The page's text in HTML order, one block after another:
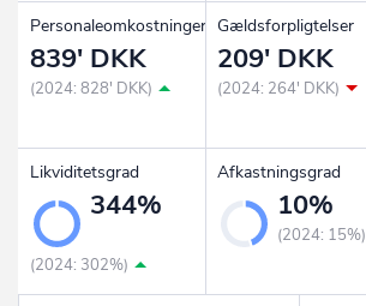
Personaleomkostninger
839' DKK
(2024: 828' DKK)
Gældsforpligtelser
209' DKK
(2024: 264' DKK)
Likviditetsgrad
344%
(2024: 302%)
Afkastningsgrad
10%
(2024: 15%)